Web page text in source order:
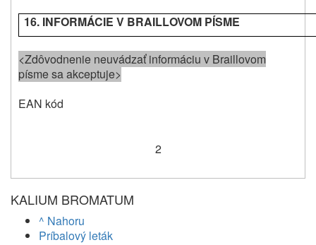
16. INFORMÁCIE V BRAILLOVOM PÍSME
<Zdôvodnenie neuvádzať informáciu v Braillovom
písme sa akceptuje>
EAN kód
2
KALIUM BROMATUM
^ Nahoru
Príbalový leták